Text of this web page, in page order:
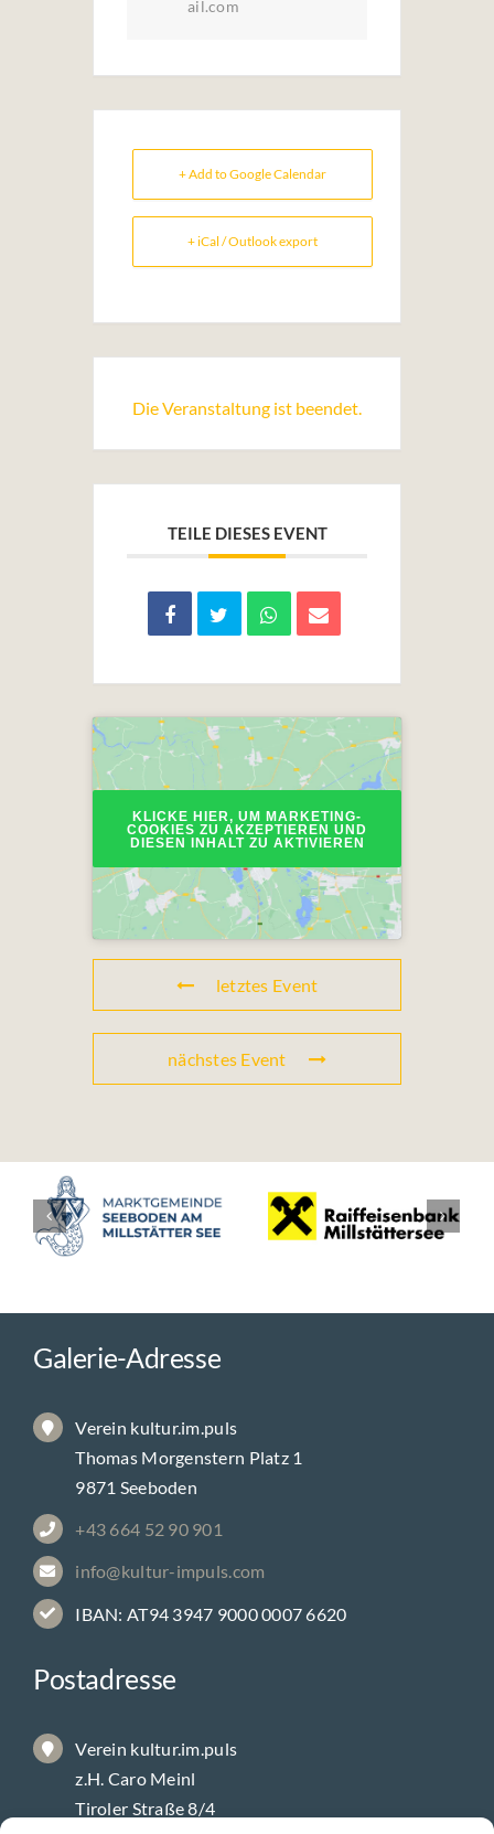
ail.com
+ Add to Google Calendar
+ iCal / Outlook export
Die Veranstaltung ist beendet.
TEILE DIESES EVENT
KLICKE HIER, UM MARKETING-
COOKIES ZU AKZEPTIEREN UND
DIESEN INHALT ZU AKTIVIEREN
letztes Event
nächstes Event
Galerie-Adresse
Verein kultur.im.puls
Thomas Morgenstern Platz 1
9871 Seeboden
+43 664 52 90 901
info@kultur-impuls.com
IBAN: AT94 3947 9000 0007 6620
Postadresse
Verein kultur.im.puls
z.H. Caro Meinl
Tiroler Straße 8/4